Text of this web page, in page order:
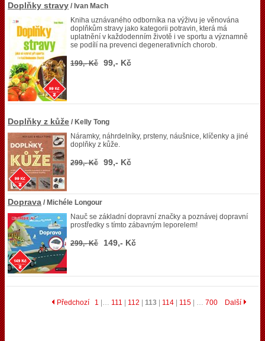
Doplňky stravy / Ivan Mach
Kniha uznávaného odborníka na výživu je věnována
doplňkům stravy jako kategorii potravin, která má
uplatnění v každodenním životě i ve sportu a významně
se podílí na prevenci degenerativních chorob.
199,- Kč 99,- Kč
Doplňky z kůže / Kelly Tong
Náramky, náhrdelníky, prsteny, náušnice, klíčenky a jiné
doplňky z kůže.
299,- Kč 99,- Kč
Doprava / Michéle Longour
Nauč se základní dopravní značky a poznávej dopravní
prostředky s tímto zábavným leporelem!
299,- Kč 149,- Kč
Předchozí 1 |… 111 112 113 114 115 | … 700 Další